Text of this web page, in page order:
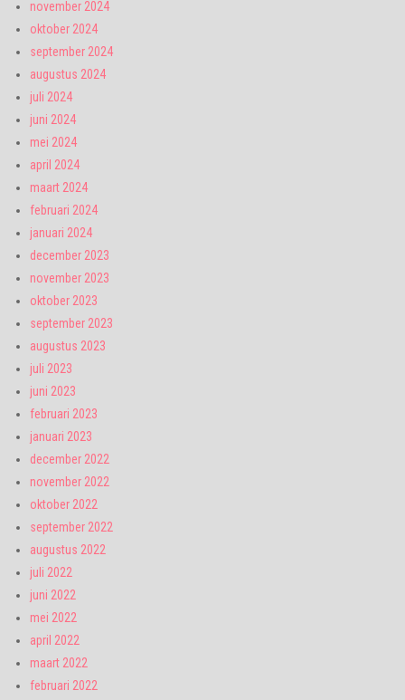
november 2024
oktober 2024
september 2024
augustus 2024
juli 2024
juni 2024
mei 2024
april 2024
maart 2024
februari 2024
januari 2024
december 2023
november 2023
oktober 2023
september 2023
augustus 2023
juli 2023
juni 2023
februari 2023
januari 2023
december 2022
november 2022
oktober 2022
september 2022
augustus 2022
juli 2022
juni 2022
mei 2022
april 2022
maart 2022
februari 2022